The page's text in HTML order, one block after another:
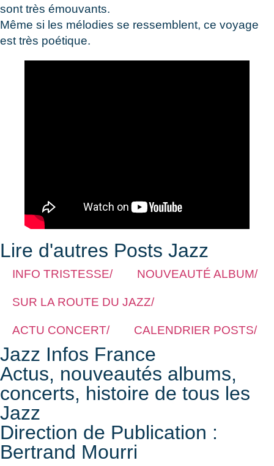
sont très émouvants.
Même si les mélodies se ressemblent, ce voyage
est très poétique.
Lire d'autres Posts Jazz
INFO TRISTESSE/ NOUVEAUTÉ ALBUM/
SUR LA ROUTE DU JAZZ/
ACTU CONCERT/ CALENDRIER POSTS/
Jazz Infos France
Actus, nouveautés albums,
concerts, histoire de tous les
Jazz
Direction de Publication :
Bertrand Mourri